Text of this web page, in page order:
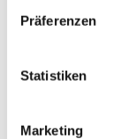
Präferenzen
Statistiken
Marketing